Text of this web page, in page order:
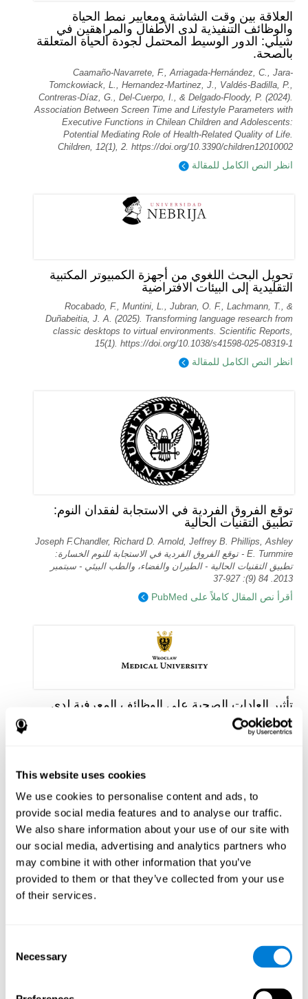
This website uses cookies
We use cookies to personalise content and ads, to
provide social media features and to analyse our traffic.
We also share information about your use of our site with
our social media, advertising and analytics partners who
may combine it with other information that you’ve
provided to them or that they’ve collected from your use
of their services.
Selection
Necessary
العلاقة بين وقت الشاشة ومعايير نمط الحياة
والوظائف التنفيذية لدى الأطفال والمراهقين في
شيلي: الدور الوسيط المحتمل لجودة الحياة المتعلقة
بالصحة.
Caamaño-Navarrete, F., Arriagada-Hernández, C., Jara-
Tomckowiack, L., Hernandez-Martinez, J., Valdés-Badilla, P.,
Contreras-Díaz, G., Del-Cuerpo, I., & Delgado-Floody, P. (2024).
Association Between Screen Time and Lifestyle Parameters with
Executive Functions in Chilean Children and Adolescents:
Potential Mediating Role of Health-Related Quality of Life.
Children, 12(1), 2. https://doi.org/10.3390/children12010002
انظر النص الكامل للمقالة
تحويل البحث اللغوي من أجهزة الكمبيوتر المكتبية
التقليدية إلى البيئات الافتراضية
Rocabado, F., Muntini, L., Jubran, O. F., Lachmann, T., &
Duñabeitia, J. A. (2025). Transforming language research from
classic desktops to virtual environments. Scientific Reports,
15(1). https://doi.org/10.1038/s41598-025-08319-1
انظر النص الكامل للمقالة
توقع الفروق الفردية في الاستجابة لفقدان النوم:
تطبيق التقنيات الحالية
Joseph F.Chandler, Richard D. Arnold, Jeffrey B. Phillips, Ashley
E. Turnmire - توقع الفروق الفردية في الاستجابة للنوم الخسارة:
تطبيق التقنيات الحالية - الطيران والفضاء، والطب البيئي - سبتمبر
2013. 84 (9): 927-37
أقرأ نص المقال كاملاً على PubMed
تأثير العادات الصحية على الوظائف المعرفية لدى
مجموعة من مرضى غسيل الكلى
Olczyk, P., Jerzak, P., Letachowicz, K., Gołębiowski, T.,
Patients. Journal Of Clinical Medicine, 12(5), 2042.
انظر النص الكامل للمقالة
Rocabado, F., González Alonso, J., & Duñabeitia, J. A. (2022).
Environment Context Variability and Incidental Word Learning: A
Virtual Reality Study. Brain Sciences, 12(11), 1516.